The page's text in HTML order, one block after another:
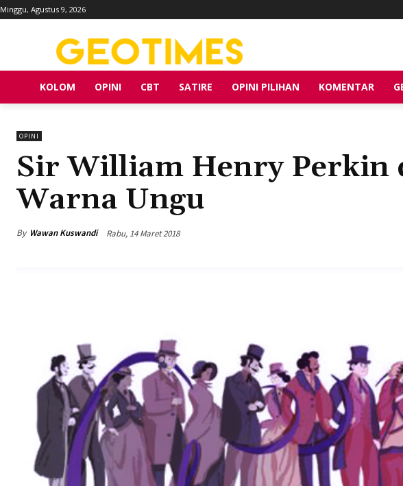
Minggu, Agustus 9, 2026
KOLOM OPINI CBT SATIRE OPINI PILIHAN KOMENTAR
OPINI
Sir William Henry Perkin
Warna Ungu
By Wawan Kuswandi Rabu, 14 Maret 2018